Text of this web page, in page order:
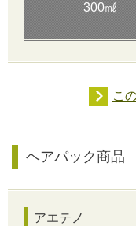
300㎖
こ
ヘアパック商品
アエテノ